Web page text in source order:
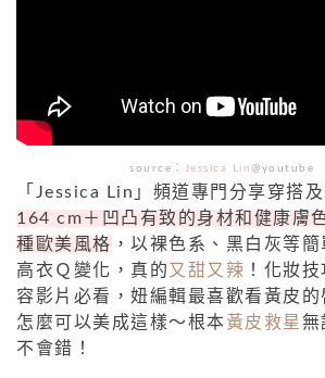
source ： Jessica Lin @youtube
「 Jessica Lin 」頻道專門分享穿搭及
164 cm＋凹凸有致的身材和健康膚
種歐美風格 ，以裸色系、黑白灰等
高衣Ｑ變化，真的 又甜又辣 ！化妝
容影片必看，妞編輯最喜歡看黃皮的
怎麼可以美成這樣～根本黃皮救星 無
不會錯！